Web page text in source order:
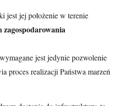
jest jej położenie w terenie
zagospodarowania
jest jedynie pozwolenie
proces realizacji Państwa marzeń